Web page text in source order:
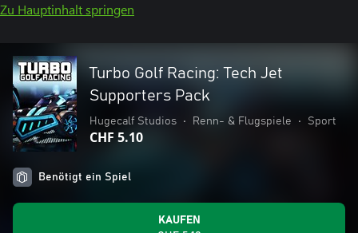
Zu Hauptinhalt springen
Turbo Golf Racing: Tech Jet
Supporters Pack
Hugecalf Studios • Renn- & Flugspiele • Sport
CHF 5.10
Benötigt ein Spiel
KAUFEN